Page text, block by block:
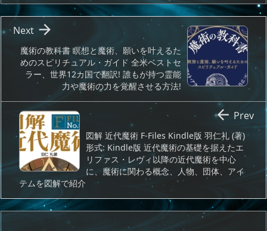
魔術の教科書 瞑想と魔術、願いを叶えるた
めのスピリチュアル・ガイド 全米ベストセ
ラー、世界12カ国で翻訳! 誰もが持つ霊能
力や魔術の力を覚醒させる方法!

Next
図解 近代魔術 F‐Files Kindle版 羽仁礼 (著)
形式: Kindle版 近代魔術の基礎を据えたエ
リファス・レヴィ以降の近代魔術を中心
に、魔術に関わる概念、人物、団体、アイ
テムを図解で紹介
 Prev